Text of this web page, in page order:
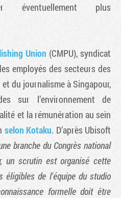
éventuellement plus
Union (CMPU), syndicat
employés des secteurs des
du journalisme à Singapour,
sur l’environnement de
et la rémunération au sein
selon Kotaku. D’après Ubisoft
branche du Congrès national
un scrutin est organisé cette
éligibles de l'équipe du studio
formelle doit être